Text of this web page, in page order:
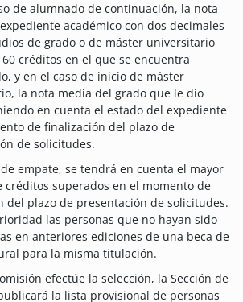
de alumnado de continuación, la nota
académico con dos decimales
de grado o de máster universitario
créditos en el que se encuentra
y en el caso de inicio de máster
la nota media del grado que le dio
en cuenta el estado del expediente
de finalización del plazo de
de solicitudes.
de empate, se tendrá en cuenta el mayor
créditos superados en el momento de
del plazo de presentación de solicitudes.
las personas que no hayan sido
en anteriores ediciones de una beca de
para la misma titulación.
efectúe la selección, la Sección de
la lista provisional de personas